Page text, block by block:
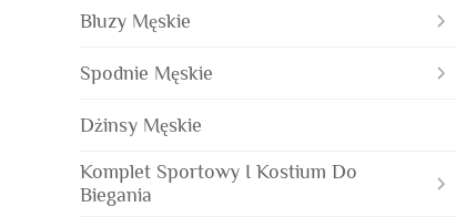
Bluzy Męskie
Spodnie Męskie
Dżinsy Męskie
Komplet Sportowy I Kostium Do
Biegania